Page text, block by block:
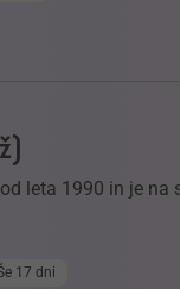
leta 1990 in je
17 dni